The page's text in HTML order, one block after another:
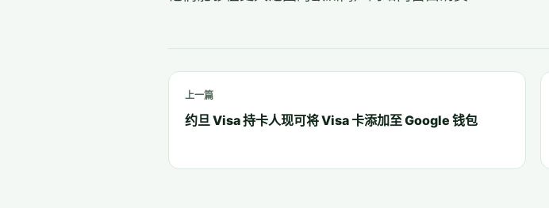
上一篇
约旦 Visa 持卡人现可将 Visa 卡添加至 Google 钱包